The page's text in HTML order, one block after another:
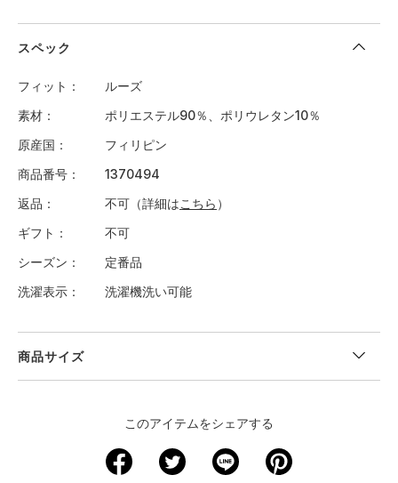
スペック
フィット
ルーズ
素材
ポリエステル90％、ポリウレタン10％
原産国
フィリピン
商品番号
1370494
返品
不可（詳細はこちら ）
ギフト
不可
シーズン
定番品
洗濯表示
洗濯機洗い可能
商品サイズ
－ －
このアイテムをシェアする